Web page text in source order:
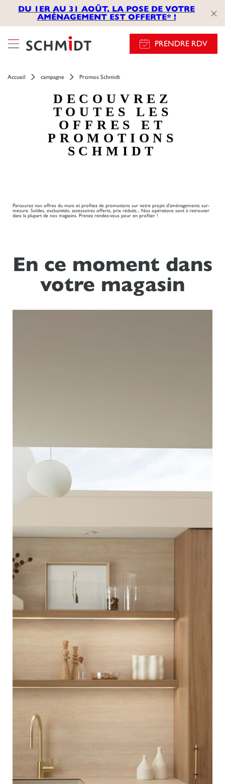
DU 1ER AU 31 AOÛT, LA POSE DE VOTRE
AMÉNAGEMENT EST OFFERTE* !
PRENDRE RDV
Accueil campagne Promos Schmidt
DECOUVREZ
TOUTES LES
OFFRES ET
PROMOTIONS
SCHMIDT
Parcourez nos offres du mois et profitez de promotions sur votre projet d'aménagements sur-
mesure. Soldes, exclusivités, accessoires offerts, prix réduits... Nos opérations sont à retrouver
dans la plupart de nos magasins. Prenez rendez-vous pour en profiter !
En ce moment dans
votre magasin